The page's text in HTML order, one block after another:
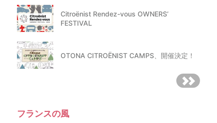
Citroënist Rendez-vous OWNERS’
FESTIVAL
OTONA CITROËNIST CAMPS、開催決定！
フランスの風